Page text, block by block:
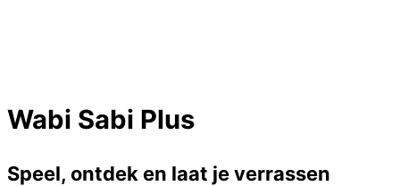
Wabi Sabi Plus
Speel, ontdek en laat je verrassen